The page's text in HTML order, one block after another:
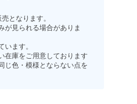
となります。
が見られる場合がありま
います。
在庫をご用意しております
じ色・模様とならない点を